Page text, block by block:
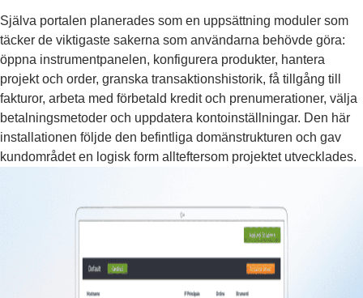
Själva portalen planerades som en uppsättning moduler som
täcker de viktigaste sakerna som användarna behövde göra:
öppna instrumentpanelen, konfigurera produkter, hantera
projekt och order, granska transaktionshistorik, få tillgång till
fakturor, arbeta med förbetald kredit och prenumerationer, välja
betalningsmetoder och uppdatera kontoinställningar. Den här
installationen följde den befintliga domänstrukturen och gav
kundområdet en logisk form allteftersom projektet utvecklades.